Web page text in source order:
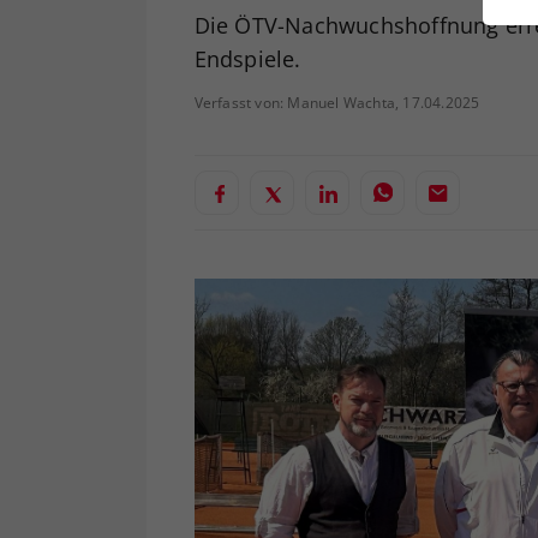
Die ÖTV-Nachwuchshoffnung
Endspiele.
Verfasst von: Manuel Wachta, 17.04.2025